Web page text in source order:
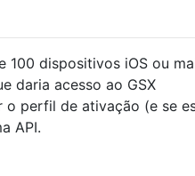
100 dispositivos iOS ou
daria acesso ao GSX
perfil de ativação (e se
API.